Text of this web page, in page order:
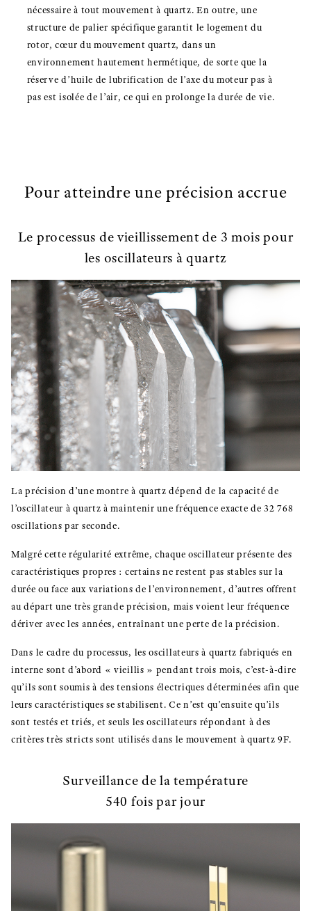
nécessaire à tout mouvement à quartz. En outre, une
structure de palier spécifique garantit le logement du
rotor, cœur du mouvement quartz, dans un
environnement hautement hermétique, de sorte que la
réserve d’huile de lubrification de l’axe du moteur pas à
pas est isolée de l’air, ce qui en prolonge la durée de vie.
Pour atteindre une précision accrue
Le processus de vieillissement de 3 mois pour
les oscillateurs à quartz
La précision d’une montre à quartz dépend de la capacité de
l’oscillateur à quartz à maintenir une fréquence exacte de 32 768
oscillations par seconde.
Malgré cette régularité extrême, chaque oscillateur présente des
caractéristiques propres : certains ne restent pas stables sur la
durée ou face aux variations de l’environnement, d’autres offrent
au départ une très grande précision, mais voient leur fréquence
dériver avec les années, entraînant une perte de la précision.
Dans le cadre du processus, les oscillateurs à quartz fabriqués en
interne sont d’abord « vieillis » pendant trois mois, c’est-à-dire
qu’ils sont soumis à des tensions électriques déterminées afin que
leurs caractéristiques se stabilisent. Ce n’est qu’ensuite qu’ils
sont testés et triés, et seuls les oscillateurs répondant à des
critères très stricts sont utilisés dans le mouvement à quartz 9F.
Surveillance de la température
540 fois par jour